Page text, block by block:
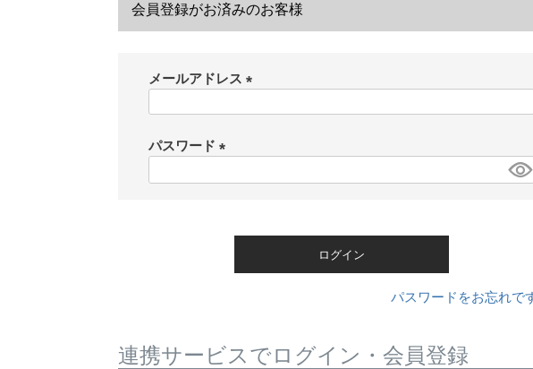
会員登録がお済みのお客様
メールアドレス
パスワード
ログイン
パスワードをお忘れで
連携サービスでログイン・会員登録